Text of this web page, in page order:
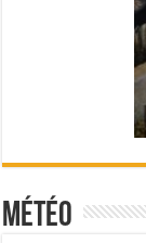
Météo